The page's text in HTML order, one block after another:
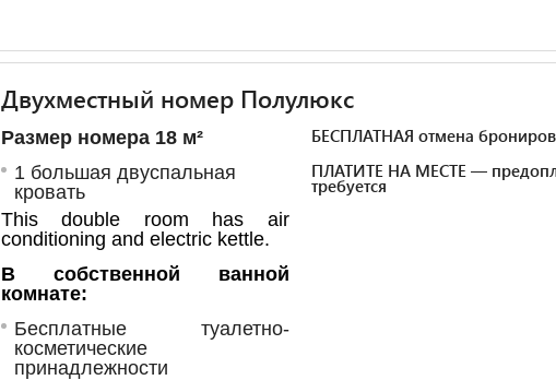
Двухместный номер Полулюкс
Размер номера 18 м²
1 большая двуспальная
кровать
This double room has air
conditioning and electric kettle.
В собственной ванной
комнате:
Бесплатные туалетно-
косметические
принадлежности
БЕСПЛАТНАЯ отмена
ПЛАТИТЕ НА МЕСТЕ —
требуется